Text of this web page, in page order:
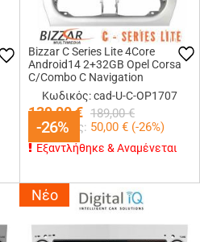
-26%
Bizzar C Series Lite 4Core
Android14 2+32GB Opel Corsa
C/Combo C Navigation
Multimedia Tablet 9
Κωδικός: cad-U-C-OP1707
139,00€ 189,00 €
Κερδίζεις: 50,00 € (-26%)
-26%
Εξαντλήθηκε & Αναμένεται
Νέο